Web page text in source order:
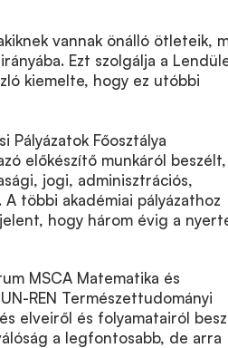
vannak önálló ötleteik,
Ezt szolgálja a
kiemelte, hogy ez utóbbi
Pályázatok Főosztálya
előkészítő munkáról beszélt,
jogi, adminisztrációs,
többi akadémiai pályázathoz
hogy három évig a
MSCA Matematika és
REN Természettudományi
elveiről és folyamatairól
a legfontosabb, de arra